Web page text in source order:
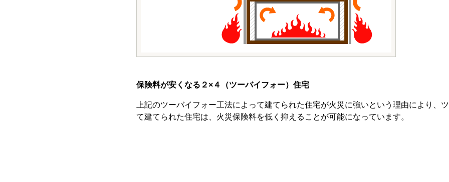
保険料が安くなる２×４（ツーバイフォー）住宅
上記のツーバイフォー工法によって建てられた住宅が火災に強いという理由により、
て建てられた住宅は、火災保険料を低く抑えることが可能になっています。